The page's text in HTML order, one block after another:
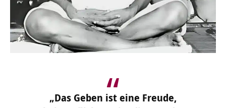
„Das Geben ist eine Freude,